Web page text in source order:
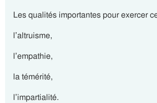
Les qualités importantes pour exercer
l’altruisme,
l’empathie,
la témérité,
l’impartialité.